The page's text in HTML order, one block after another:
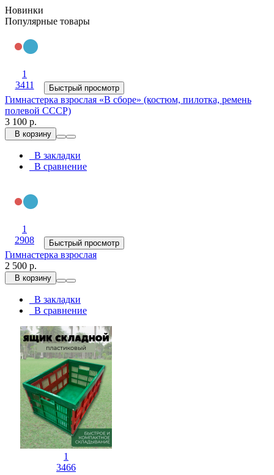
Новинки
Популярные товары
1
3411
Быстрый просмотр
Гимнастерка взрослая «В сборе» (костюм, пилотка, ремень
полевой СССР)
3 100 р.
В корзину
В закладки
В сравнение
1
2908
Быстрый просмотр
Гимнастерка взрослая
2 500 р.
В корзину
В закладки
В сравнение
1
3466